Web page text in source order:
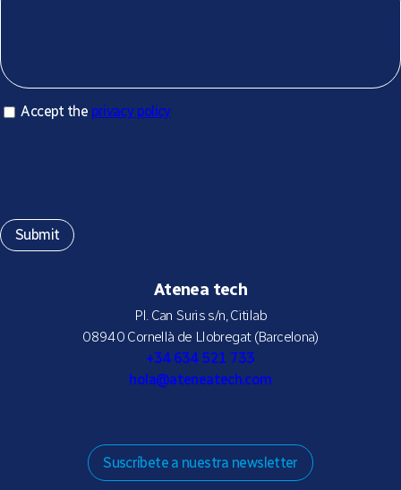
Atenea tech
Pl. Can Suris s/n, Citilab
08940 Cornellà de Llobregat (Barcelona)
+34 634 521 733
hola@ateneatech.com
Suscríbete a nuestra newsletter
Accept privacy policy*
Accept the privacy policy